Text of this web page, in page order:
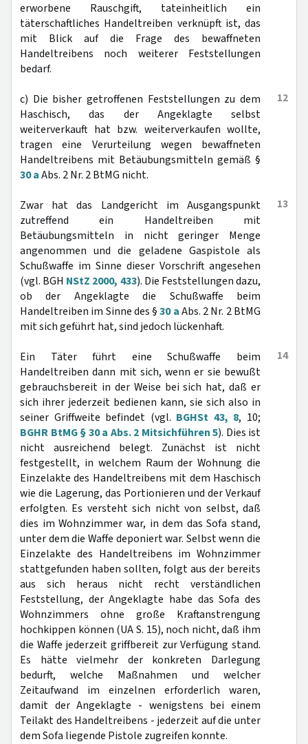
erworbene Rauschgift, tateinheitlich ein
täterschaftliches Handeltreiben verknüpft ist, das
mit Blick auf die Frage des bewaffneten
Handeltreibens noch weiterer Feststellungen
bedarf.
12
c) Die bisher getroffenen Feststellungen zu dem
Haschisch, das der Angeklagte selbst
weiterverkauft hat bzw. weiterverkaufen wollte,
tragen eine Verurteilung wegen bewaffneten
Handeltreibens mit Betäubungsmitteln gemäß §
30 aAbs. 2 Nr. 2 BtMG nicht.
13
Zwar hat das Landgericht im Ausgangspunkt
zutreffend ein Handeltreiben mit
Betäubungsmitteln in nicht geringer Menge
angenommen und die geladene Gaspistole als
Schußwaffe im Sinne dieser Vorschrift angesehen
(vgl. BGH NStZ 2000, 433). Die Feststellungen dazu,
ob der Angeklagte die Schußwaffe beim
Handeltreiben im Sinne des §30 aAbs. 2 Nr. 2 BtMG
mit sich geführt hat, sind jedoch lückenhaft.
14
Ein Täter führt eine Schußwaffe beim
Handeltreiben dann mit sich, wenn er sie bewußt
gebrauchsbereit in der Weise bei sich hat, daß er
sich ihrer jederzeit bedienen kann, sie sich also in
seiner Griffweite befindet (vgl. BGHSt 43, 8, 10;
BGHR BtMG § 30 a Abs. 2 Mitsichführen 5). Dies ist
nicht ausreichend belegt. Zunächst ist nicht
festgestellt, in welchem Raum der Wohnung die
Einzelakte des Handeltreibens mit dem Haschisch
wie die Lagerung, das Portionieren und der Verkauf
erfolgten. Es versteht sich nicht von selbst, daß
dies im Wohnzimmer war, in dem das Sofa stand,
unter dem die Waffe deponiert war. Selbst wenn die
Einzelakte des Handeltreibens im Wohnzimmer
stattgefunden haben sollten, folgt aus der bereits
aus sich heraus nicht recht verständlichen
Feststellung, der Angeklagte habe das Sofa des
Wohnzimmers ohne große Kraftanstrengung
hochkippen können (UA S. 15), noch nicht, daß ihm
die Waffe jederzeit griffbereit zur Verfügung stand.
Es hätte vielmehr der konkreten Darlegung
bedurft, welche Maßnahmen und welcher
Zeitaufwand im einzelnen erforderlich waren,
damit der Angeklagte - wenigstens bei einem
Teilakt des Handeltreibens - jederzeit auf die unter
dem Sofa liegende Pistole zugreifen konnte.